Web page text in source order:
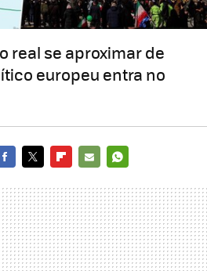
real se aproximar de
europeu entra no
MAIL